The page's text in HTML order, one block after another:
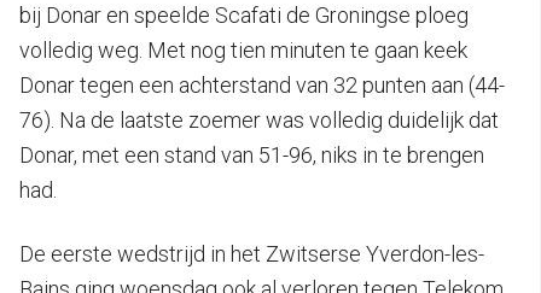
bij Donar en speelde Scafati de Groningse ploeg
volledig weg. Met nog tien minuten te gaan keek
Donar tegen een achterstand van 32 punten aan (44-
76). Na de laatste zoemer was volledig duidelijk dat
Donar, met een stand van 51-96, niks in te brengen
had.
De eerste wedstrijd in het Zwitserse Yverdon-les-